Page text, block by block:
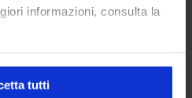
informazioni, consulta la
tutti